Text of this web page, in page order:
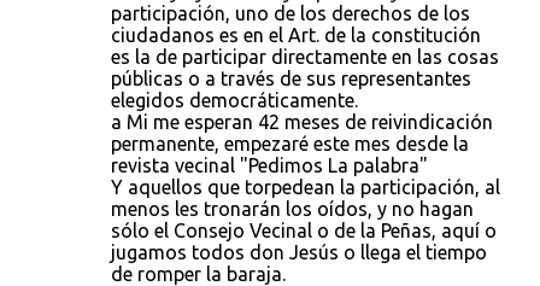
participación, uno de los derechos de los
ciudadanos es en el Art. de la constitución
es la de participar directamente en las cosas
públicas o a través de sus representantes
elegidos democráticamente.
a Mi me esperan 42 meses de reivindicación
permanente, empezaré este mes desde la
revista vecinal "Pedimos La palabra"
Y aquellos que torpedean la participación, al
menos les tronarán los oídos, y no hagan
sólo el Consejo Vecinal o de la Peñas, aquí o
jugamos todos don Jesús o llega el tiempo
de romper la baraja.